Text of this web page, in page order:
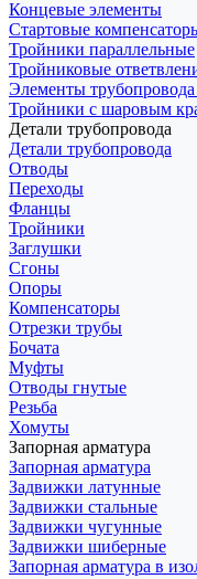
Концевые элементы
Стартовые
Тройники параллельные
Тройниковые
Элементы трубопровода
Тройники с шаровым
Детали трубопровода
Детали трубопровода
Отводы
Переходы
Фланцы
Тройники
Заглушки
Сгоны
Опоры
Компенсаторы
Отрезки трубы
Бочата
Муфты
Отводы гнутые
Резьба
Хомуты
Запорная арматура
Запорная арматура
Задвижки латунные
Задвижки стальные
Задвижки чугунные
Задвижки шиберные
Запорная арматура в